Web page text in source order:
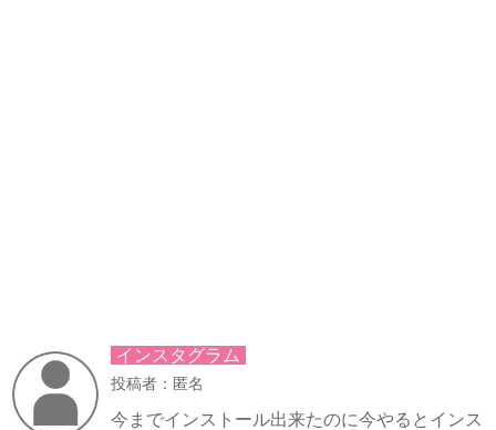
インスタグラム
投稿者：匿名
今までインストール出来たのに今やるとインス